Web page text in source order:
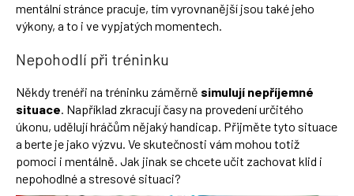
mentální stránce pracuje, tím vyrovnanější jsou také jeho
výkony, a to i ve vypjatých momentech.
Nepohodlí při tréninku
Někdy trenéři na tréninku záměrně simulují nepříjemné
situace. Například zkracují časy na provedení určitého
úkonu, udělují hráčům nějaký handicap. Přijměte tyto situace
a berte je jako výzvu. Ve skutečnosti vám mohou totiž
pomoci i mentálně. Jak jinak se chcete učit zachovat klid i
nepohodlné a stresové situaci?